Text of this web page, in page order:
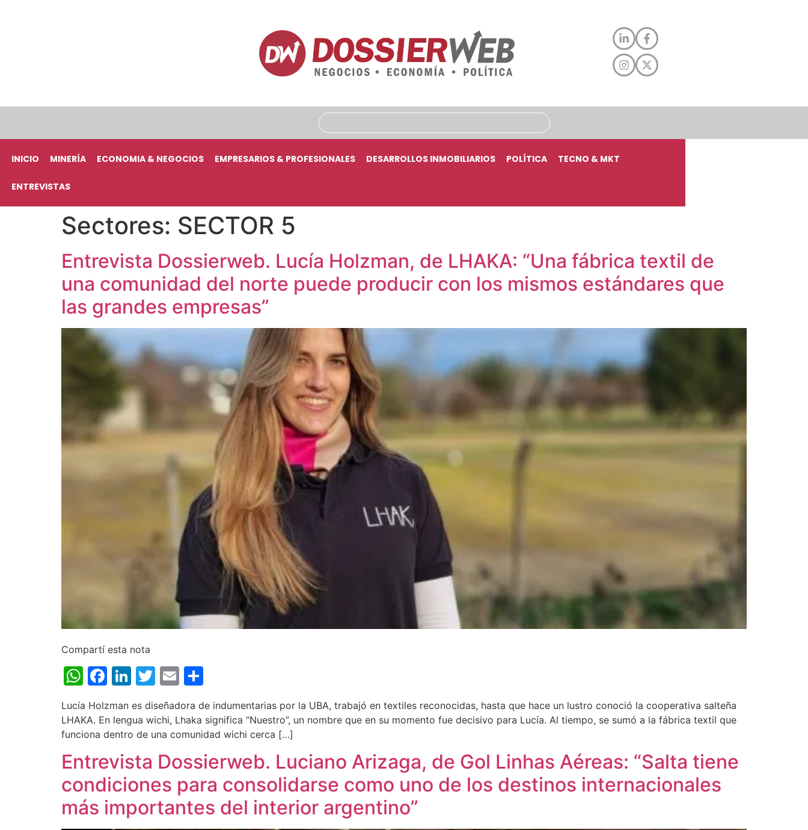
INICIO MINERÍA ECONOMIA & NEGOCIOS EMPRESARIOS & PROFESIONALES DESARROLLOS INMOBILIARIOS POLÍTICA TECNO & MKT
ENTREVISTAS
Sectores: SECTOR 5
Entrevista Dossierweb. Lucía Holzman, de LHAKA: “Una fábrica textil de
una comunidad del norte puede producir con los mismos estándares que
las grandes empresas”
Compartí esta nota
WhatsApp
Facebook
LinkedIn
Twitter
Email
Lucía Holzman es diseñadora de indumentarias por la UBA, trabajó en textiles reconocidas, hasta que hace un lustro conoció la cooperativa salteña
LHAKA. En lengua wichi, Lhaka significa “Nuestro”, un nombre que en su momento fue decisivo para Lucía. Al tiempo, se sumó a la fábrica textil que
funciona dentro de una comunidad wichi cerca […]
Entrevista Dossierweb. Luciano Arizaga, de Gol Linhas Aéreas: “Salta tiene
condiciones para consolidarse como uno de los destinos internacionales
más importantes del interior argentino”